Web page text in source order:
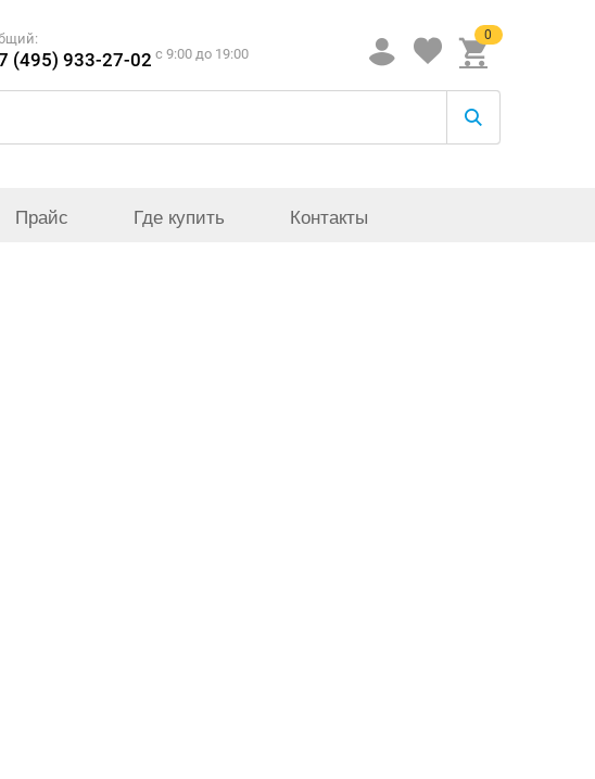
(495) 933-27-02 c 9:00 до 19:00
0
Прайс Где купить Контакты